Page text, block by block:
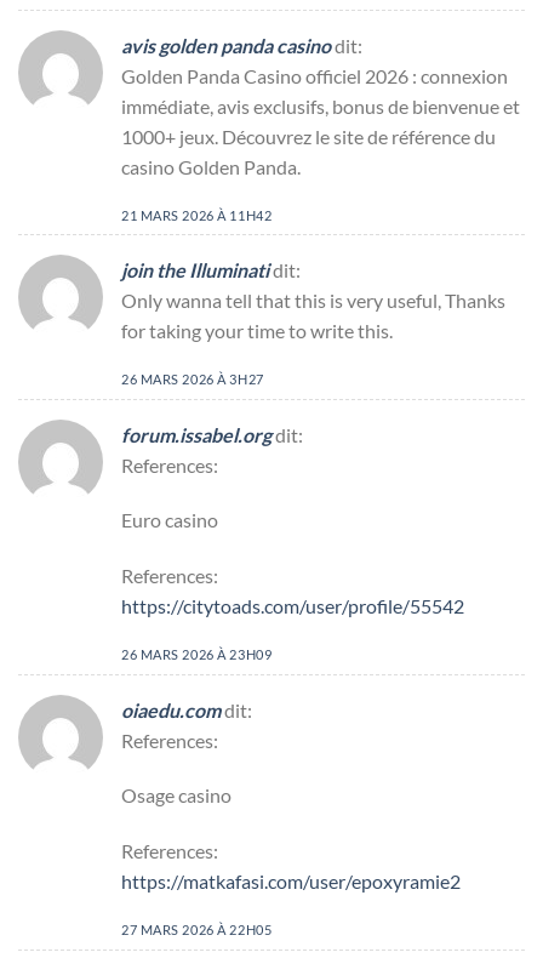
avis golden panda casinodit:
Golden Panda Casino officiel 2026 : connexion
immédiate, avis exclusifs, bonus de bienvenue et
1000+ jeux. Découvrez le site de référence du
casino Golden Panda.
21 MARS 2026 À 11H42
join the Illuminatidit:
Only wanna tell that this is very useful, Thanks
for taking your time to write this.
26 MARS 2026 À 3H27
forum.issabel.orgdit:
References:
Euro casino
References:
https://citytoads.com/user/profile/55542
26 MARS 2026 À 23H09
oiaedu.comdit:
References:
Osage casino
References:
https://matkafasi.com/user/epoxyramie2
27 MARS 2026 À 22H05